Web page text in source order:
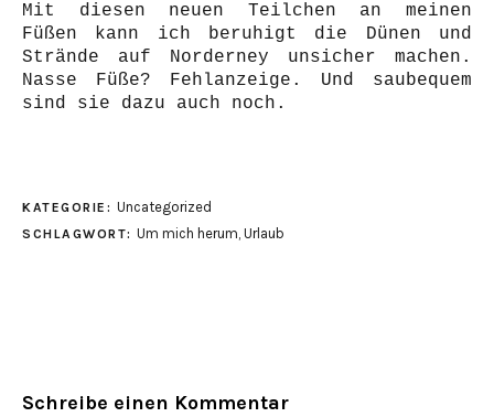
Mit diesen neuen Teilchen an meinen
Füßen kann ich beruhigt die Dünen und
Strände auf Norderney unsicher machen.
Nasse Füße? Fehlanzeige. Und saubequem
sind sie dazu auch noch.
KATEGORIE: Uncategorized
SCHLAGWORT: Um mich herum, Urlaub
Schreibe einen Kommentar